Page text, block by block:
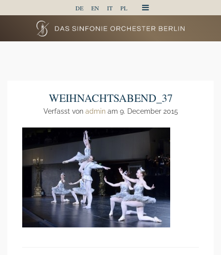
DE EN IT PL
WEIHNACHTSABEND_37
Verfasst von adminam 9. December 2015